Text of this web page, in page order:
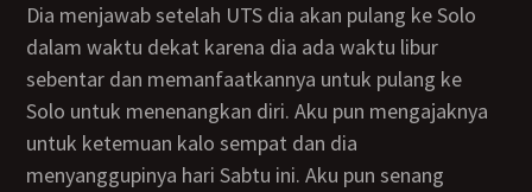
Dia menjawab setelah UTS dia akan pulang ke Solo
dalam waktu dekat karena dia ada waktu libur
sebentar dan memanfaatkannya untuk pulang ke
Solo untuk menenangkan diri. Aku pun mengajaknya
untuk ketemuan kalo sempat dan dia
menyanggupinya hari Sabtu ini. Aku pun senang